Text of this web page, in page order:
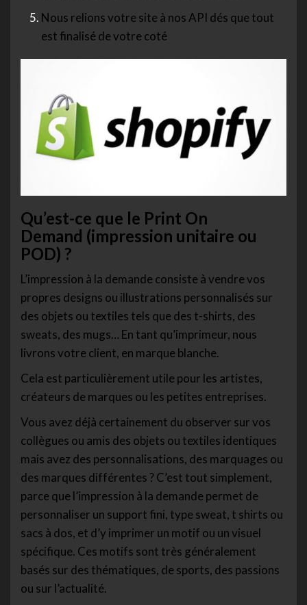
Nous relions votre site à nos API dés que tout
est finalisé de votre coté
Qu’est-ce que le Print On
Demand (impression unitaire ou
POD) ?
L’impression à la demande consiste à vendre vos
propres designs ou illustrations personnalisés sur
des objets ou textiles tels que des t-shirts, des
sweats, des mugs… En tant qu’imprimeur, nous
livrons votre client, en marque blanche.
Cela est particulièrement utile pour les artistes,
créateurs de marques ou les petites entreprises.
Vous avez déjà certainement du observer sur vos
collègues ou amis des objets ou textiles identiques
mais avez des personnalisations, des marquages ou
des marques différentes ? C’est tout simplement,
parce que l’impression à la demande permet de
personnaliser un support fini, type sweat, t shirts ou
sacs à dos, et d’y imprimer un motif ou un visuel
spécifique. Ces motifs sont très généralement
basés sur des thématiques, de sports, des passions
ou sur l’actualité.